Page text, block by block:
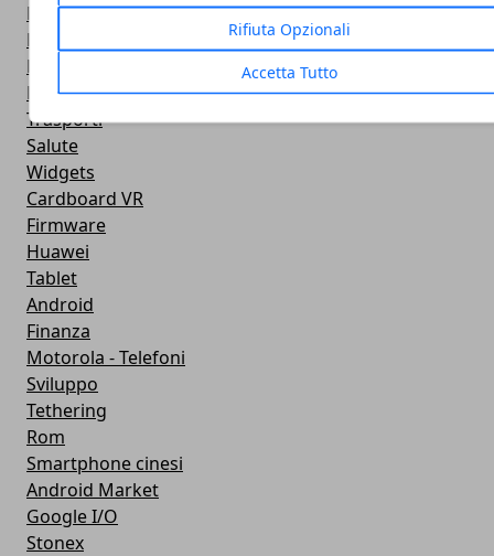
Rifiuta Opzionali
Accetta Tutto
Meteo
Rooting
Emulazione
Lg - Telefoni
Trasporti
Salute
Widgets
Cardboard VR
Firmware
Huawei
Tablet
Android
Finanza
Motorola - Telefoni
Sviluppo
Tethering
Rom
Smartphone cinesi
Android Market
Google I/O
Stonex